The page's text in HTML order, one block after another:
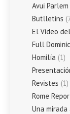
Avui
Butlletins
El Vídeo
Full
Homilía (1)
Revistes (1)
Rome
Una